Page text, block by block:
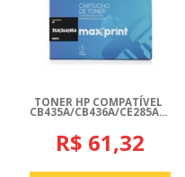
TONER HP COMPATÍVEL
CB435A/CB436A/CE285A...
R$ 61,32